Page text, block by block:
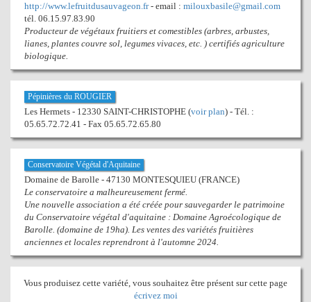
http://www.lefruitdusauvageon.fr- email : milouxbasile@gmail.com
tél. 06.15.97.83.90
Producteur de végétaux fruitiers et comestibles (arbres, arbustes,
lianes, plantes couvre sol, legumes vivaces, etc. ) certifiés agriculture
biologique.
Pépinières du ROUGIER
Les Hermets - 12330 SAINT-CHRISTOPHE (voir plan) - Tél. :
05.65.72.72.41 - Fax 05.65.72.65.80
Conservatoire Végétal d'Aquitaine
Domaine de Barolle - 47130 MONTESQUIEU (FRANCE)
Le conservatoire a malheureusement fermé.
Une nouvelle association a été créée pour sauvegarder le patrimoine
du Conservatoire végétal d'aquitaine : Domaine Agroécologique de
Barolle. (domaine de 19ha). Les ventes des variétés fruitières
anciennes et locales reprendront à l'automne 2024.
Vous produisez cette variété, vous souhaitez être présent sur cette page
écrivez moi